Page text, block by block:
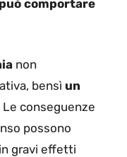
comportare
non
bensì un
Le conseguenze
possono
gravi effetti